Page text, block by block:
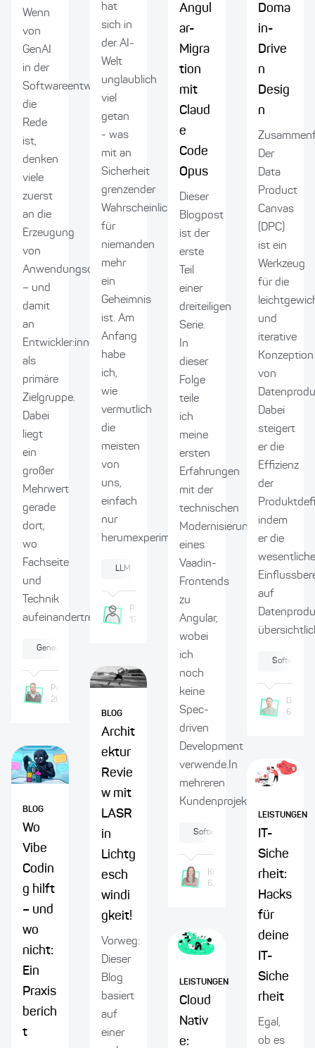
Wenn
von
GenAI
in der
Softwareentwicklung
die
Rede
ist,
denken
viele
zuerst
an die
Erzeugung
von
Anwendungscode
– und
damit
an
Entwickler:innen
als
primäre
Zielgruppe.
Dabei
liegt
ein
großer
Mehrwert
gerade
dort,
wo
Fachseite
und
Technik
aufeinandertreffen...
Generative KI Software-Modernisierung
Patrick
Krings
26.2.2026
BLOG
Wo
Vibe
Codin
g hilft
– und
wo
nicht:
Ein
Praxis
berich
t
hat
sich in
der AI-
Welt
unglaublich
viel
getan
- was
mit an
Sicherheit
grenzender
Wahrscheinlichkeit
für
niemanden
mehr
ein
Geheimnis
ist. Am
Anfang
habe
ich,
wie
vermutlich
die
meisten
von
uns,
einfach
nur
herumexperimentiert:...
LLM Künstliche Intelligenz Integration
Pasquale
17.2.2026
BLOG
Archit
ektur
Revie
w mit
LASR
in
Lichtg
esch
windi
gkeit!
Vorweg:
Dieser
Blog
basiert
auf
einer
Angul
ar-
Migra
tion
mit
Claud
e
Code
Opus
Dieser
Blogpost
ist der
erste
Teil
einer
dreiteiligen
Serie.
In
dieser
Folge
teile
ich
meine
ersten
Erfahrungen
mit der
technischen
Modernisierung
eines
Vaadin-
Frontends
zu
Angular,
wobei
ich
noch
keine
Spec-
driven
Development
verwende.In
mehreren
Kundenprojekten...
Software-Modernisierung
Krisztina
Szathmary
6.2.2026
LEISTUNGEN
Cloud
Nativ
e:
Doma
in-
Drive
n
Desig
n
Der
Data
Product
Canvas
(DPC)
ist ein
Werkzeug
für die
und
iterative
Konzeption
von
Dabei
steigert
er die
Effizienz
der
indem
er die
auf
Daniel
LEISTUNGEN
IT-
Siche
rheit:
Hacks
für
deine
IT-
Siche
rheit
Egal,
ob es